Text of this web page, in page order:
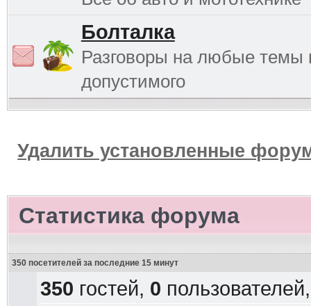
Болталка
Разговоры на любые темы
допустимого
Удалить установленные
Статистика форума
350 посетителей за последние 15 минут
350 гостей, 0